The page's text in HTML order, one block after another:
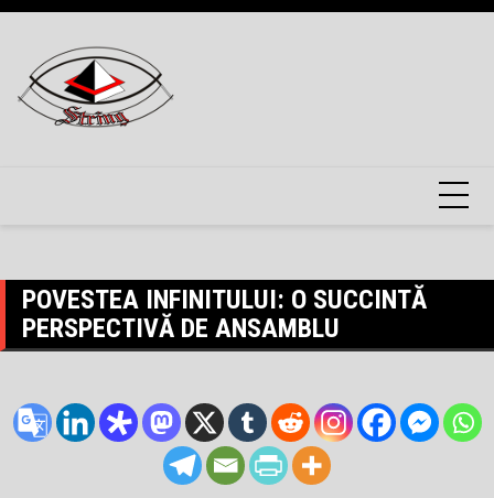
Skip
content
POVESTEA INFINITULUI: O SUCCINTĂ
PERSPECTIVĂ DE ANSAMBLU